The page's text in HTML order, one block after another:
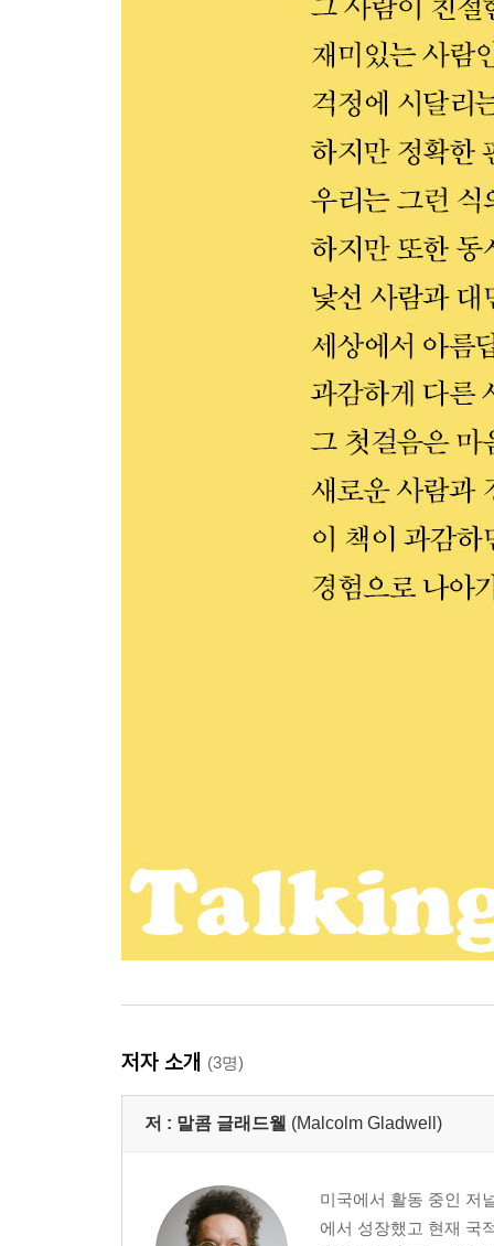
저자 소개 (3명)
저 : 말콤 글래드웰 (Malcolm Gladwell)
미국에서 활동 중인 저
에서 성장했고 현재 국